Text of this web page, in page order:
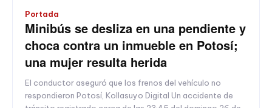
Portada
Minibús se desliza en una pendiente y
choca contra un inmueble en Potosí;
una mujer resulta herida
El conductor aseguró que los frenos del vehículo no
respondieron Potosí, Kollasuyo Digital Un accidente de